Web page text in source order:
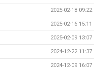
2025-02-18 09:22
2025-02-16 15:11
2025-02-09 13:07
2024-12-22 11:37
2024-12-09 16:07